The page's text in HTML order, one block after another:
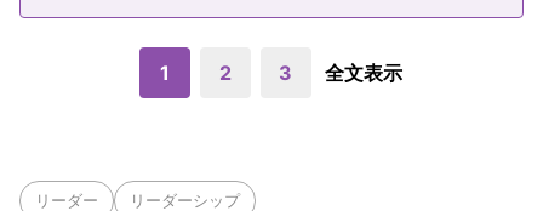
1 2 3 全文表示
リーダー リーダーシップ